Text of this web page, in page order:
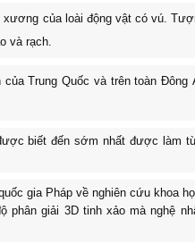
của loài động vật có vú.
và rạch.
Trung Quốc và trên toàn Đông
biết đến sớm nhất được làm
gia Pháp về nghiên cứu khoa
giải 3D tinh xảo mà nghệ